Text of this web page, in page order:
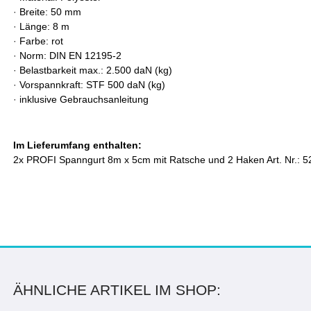
· Breite: 50 mm
· Länge: 8 m
· Farbe: rot
· Norm: DIN EN 12195-2
· Belastbarkeit max.: 2.500 daN (kg)
· Vorspannkraft: STF 500 daN (kg)
· inklusive Gebrauchsanleitung
Im Lieferumfang enthalten:
2x PROFI Spanngurt 8m x 5cm mit Ratsche und 2 Haken Art. Nr.:
ÄHNLICHE ARTIKEL IM SHOP: